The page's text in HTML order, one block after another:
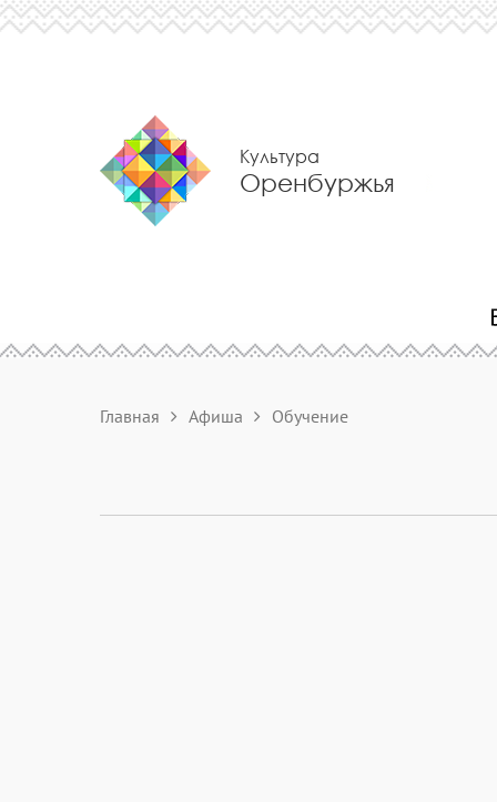
Культура
Оренбуржья
Главная Афиша Обучение